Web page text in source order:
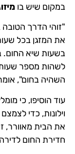
במקום שיש בו
"זוהי הדרך הטובה
את המזגן בכל
בשעות שיא החום.
לשהות מספר
השהיה בחום",
עוד הוסיפו, כי
וילונות, כדי
את הבית מאוורר,
חדירת החום לדירה